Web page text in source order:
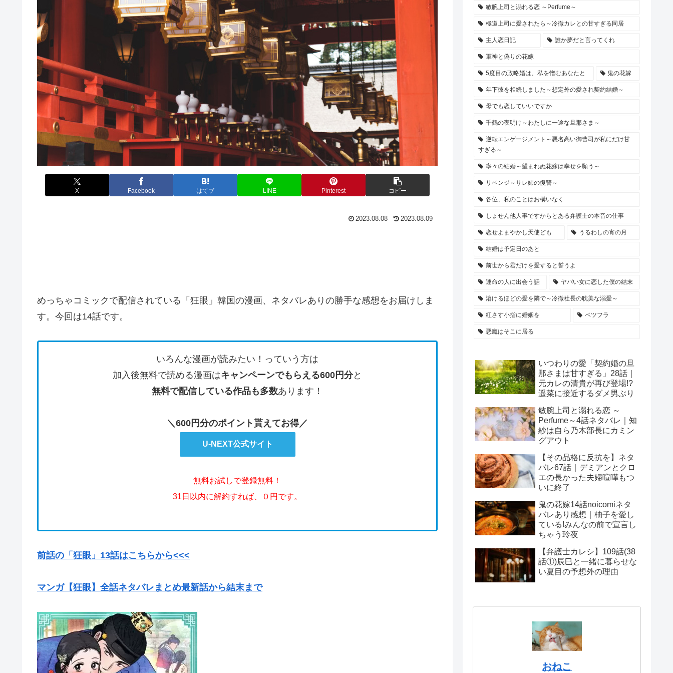
X Facebook はてブ LINE Pinterest コピー
2023.08.08 2023.08.09
めっちゃコミックで配信されている「狂眼」韓国の漫画、ネタバレありの勝手な感想をお届けしま
す。今回は14話です。
いろんな漫画が読みたい！っていう方は
加入後無料で読める漫画はキャンペーンでもらえる600円分と
無料で配信している作品も多数あります！
＼600円分のポイント貰えてお得／
U-NEXT公式サイト
無料お試しで登録無料！
31日以内に解約すれば、０円です。
前話の「狂眼」13話はこちらから<<<
マンガ【狂眼】全話ネタバレまとめ最新話から結末まで
敏腕上司と溺れる恋 ～Perfume～
極道上司に愛されたら～冷徹カレとの甘すぎる同居
主人恋日記 誰か夢だと言ってくれ
軍神と偽りの花嫁
5度目の政略婚は、私を憎むあなたと 鬼の花嫁
年下彼を相続しました～想定外の愛され契約結婚～
母でも恋していいですか
千鶴の夜明け～わたしに一途な旦那さま～
逆転エンゲージメント～悪名高い御曹司が私にだけ甘
すぎる～
寧々の結婚～望まれぬ花嫁は幸せを願う～
リベンジ～サレ姉の復讐～
各位、私のことはお構いなく
しょせん他人事ですからとある弁護士の本音の仕事
恋せよまやかし天使ども うるわしの宵の月
結婚は予定日のあと
前世から君だけを愛すると誓うよ
運命の人に出会う話 ヤバい女に恋した僕の結末
溶けるほどの愛を隣で～冷徹社長の耽美な溺愛～
紅さす小指に婚姻を ベツフラ
悪魔はそこに居る
いつわりの愛「契約婚の旦
那さまは甘すぎる」28話｜
元カレの清貴が再び登場!?
遥菜に接近するダメ男ぶり
敏腕上司と溺れる恋 ～
Perfume～4話ネタバレ｜知
紗は自ら乃木部長にカミン
グアウト
【その品格に反抗を】ネタ
バレ67話｜デミアンとクロ
エの長かった夫婦喧嘩もつ
いに終了
鬼の花嫁14話noicomiネタ
バレあり感想｜柚子を愛し
ている!みんなの前で宣言し
ちゃう玲夜
【弁護士カレシ】109話(38
話①)辰巳と一緒に暮らせな
い夏目の予想外の理由
おねこ